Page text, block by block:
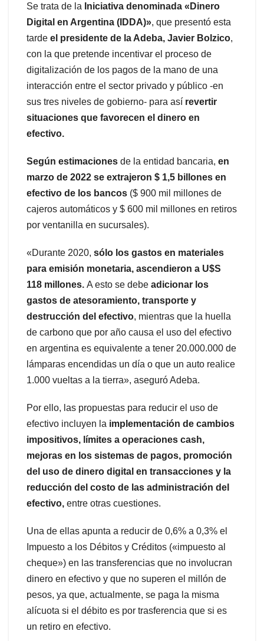
Se trata de la Iniciativa denominada «Dinero
Digital en Argentina (IDDA)», que presentó esta
tarde el presidente de la Adeba, Javier Bolzico,
con la que pretende incentivar el proceso de
digitalización de los pagos de la mano de una
interacción entre el sector privado y público -en
sus tres niveles de gobierno- para así revertir
situaciones que favorecen el dinero en
efectivo.
Según estimaciones de la entidad bancaria, en
marzo de 2022 se extrajeron $ 1,5 billones en
efectivo de los bancos ($ 900 mil millones de
cajeros automáticos y $ 600 mil millones en retiros
por ventanilla en sucursales).
«Durante 2020, sólo los gastos en materiales
para emisión monetaria, ascendieron a U$S
118 millones. A esto se debe adicionar los
gastos de atesoramiento, transporte y
destrucción del efectivo, mientras que la huella
de carbono que por año causa el uso del efectivo
en argentina es equivalente a tener 20.000.000 de
lámparas encendidas un día o que un auto realice
1.000 vueltas a la tierra», aseguró Adeba.
Por ello, las propuestas para reducir el uso de
efectivo incluyen la implementación de cambios
impositivos, límites a operaciones cash,
mejoras en los sistemas de pagos, promoción
del uso de dinero digital en transacciones y la
reducción del costo de las administración del
efectivo, entre otras cuestiones.
Una de ellas apunta a reducir de 0,6% a 0,3% el
Impuesto a los Débitos y Créditos («impuesto al
cheque») en las transferencias que no involucran
dinero en efectivo y que no superen el millón de
pesos, ya que, actualmente, se paga la misma
alícuota si el débito es por trasferencia que si es
un retiro en efectivo.